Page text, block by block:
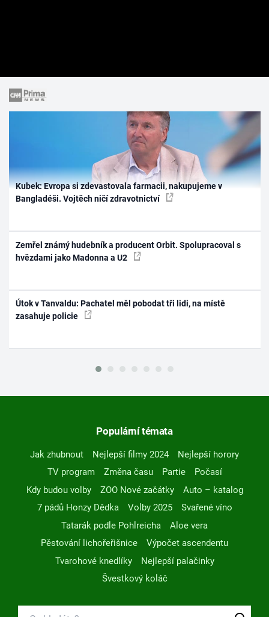
Kubek: Evropa si zdevastovala farmacii, nakupujeme v
Bangladéši. Vojtěch ničí zdravotnictví
Zemřel známý hudebník a producent Orbit. Spolupracoval s
hvězdami jako Madonna a U2
Útok v Tanvaldu: Pachatel měl pobodat tři lidi, na místě
zasahuje policie
Populární témata
Jak zhubnout Nejlepší filmy 2024
Nejlepší horory
TV program
Změna času Partie
Počasí
Kdy budou volby
ZOO Nové začátky
Auto – katalog
7 pádů Honzy Dědka
Volby 2025
Svařené víno
Tatarák podle Pohlreicha
Aloe vera
Pěstování lichořeřišnice
Výpočet ascendentu
Tvarohové knedlíky
Nejlepší palačinky
Švestkový koláč